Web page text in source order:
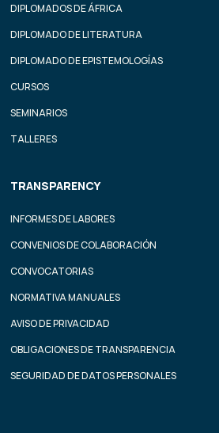
DIPLOMADOS DE ÁFRICA
DIPLOMADO DE LITERATURA
DIPLOMADO DE EPISTEMOLOGÍAS
CURSOS
SEMINARIOS
TALLERES
TRANSPARENCY
INFORMES DE LABORES
CONVENIOS DE COLABORACIÓN
CONVOCATORIAS
NORMATIVA MANUALES
AVISO DE PRIVACIDAD
OBLIGACIONES DE TRANSPARENCIA
SEGURIDAD DE DATOS PERSONALES